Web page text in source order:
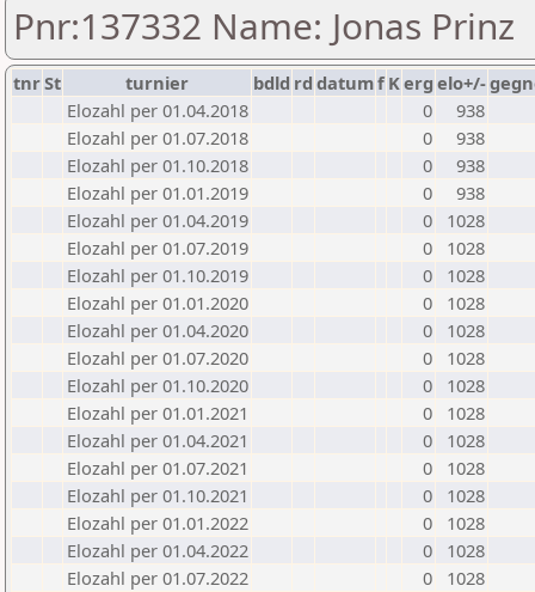
Pnr:137332 Name: Jonas Prinz
tnrSt turnier bdld rd datumf Kerg elo+/-
Elozahl per 01.04.2018
0
938
Elozahl per 01.07.2018
0
938
Elozahl per 01.10.2018
0
938
Elozahl per 01.01.2019
0
938
Elozahl per 01.04.2019
0
1028
Elozahl per 01.07.2019
0
1028
Elozahl per 01.10.2019
0
1028
Elozahl per 01.01.2020
0
1028
Elozahl per 01.04.2020
0
1028
Elozahl per 01.07.2020
0
1028
Elozahl per 01.10.2020
0
1028
Elozahl per 01.01.2021
0
1028
Elozahl per 01.04.2021
0
1028
Elozahl per 01.07.2021
0
1028
Elozahl per 01.10.2021
0
1028
Elozahl per 01.01.2022
0
1028
Elozahl per 01.04.2022
0
1028
Elozahl per 01.07.2022
0
1028